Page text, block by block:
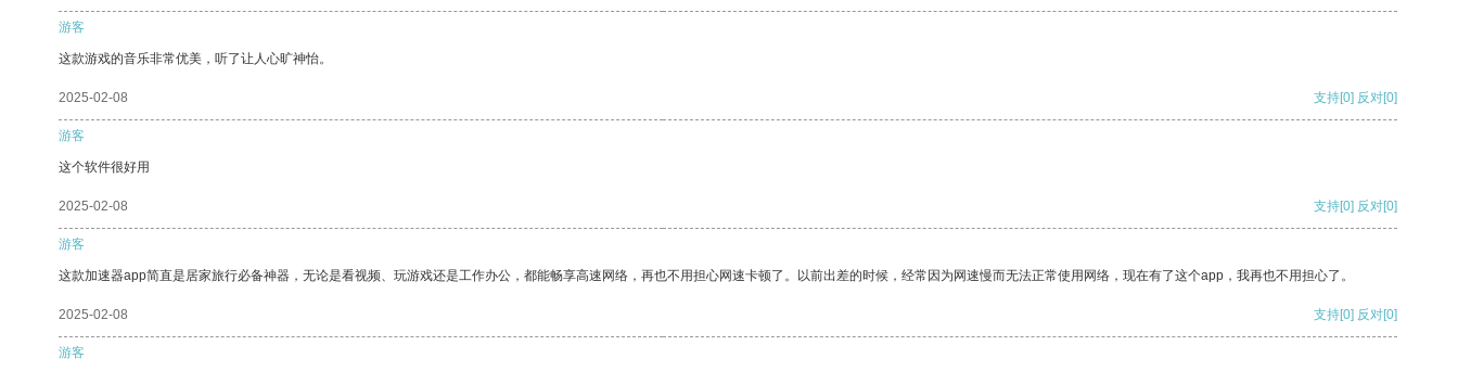
游客
这款游戏的音乐非常优美，听了让人心旷神怡。
2025-02-08 支持[0] 反对[0]
游客
这个软件很好用
2025-02-08 支持[0] 反对[0]
游客
这款加速器app简直是居家旅行必备神器，无论是看视频、玩游戏还是工作办公，都能畅享高速网络，再也不用担心网速卡顿了。以前出差的时候，经常因为网速慢而无法正常使用网络，现在有了这个app，我再也不用担心了。
2025-02-08 支持[0] 反对[0]
游客